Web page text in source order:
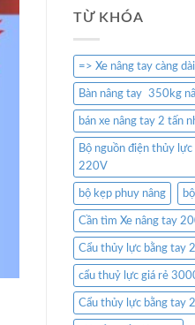
TỪ KHÓA
=> Xe nâng tay càng
Bàn nâng tay 350kg
bán xe nâng tay 2 tấn
Bộ nguồn điện thủy
220V
bộ kẹp phuy nâng
Cần tìm Xe nâng tay
Cẩu thủy lực bằng tay
cẩu thuỷ lực giá rẻ
Cẩu thủy lực bằng tay